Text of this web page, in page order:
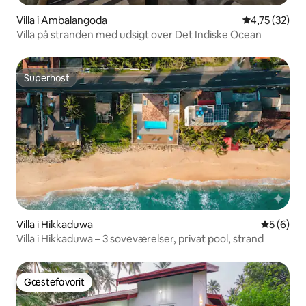
Villa i Ambalangoda 4,75 ud af 5
4,75 (32)
Villa på stranden med udsigt over Det Indiske Ocean
Superhost
Superhost
Villa i Hikkaduwa 5 ud af 5
5 (6)
Villa i Hikkaduwa – 3 soveværelser, privat pool, strand
Gæstefavorit
Gæstefavorit